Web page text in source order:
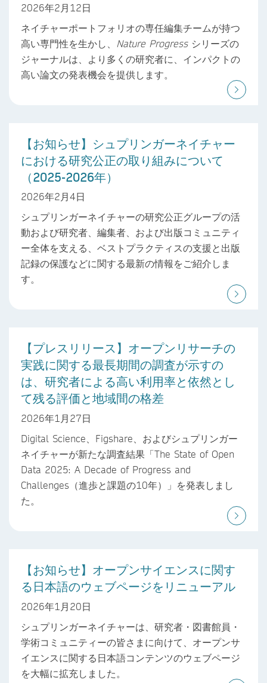
2026年2月12日
ネイチャーポートフォリオの専任編集チームが持つ
高い専門性を生かし、 Nature Progress シリーズの
ジャーナルは、より多くの研究者に、インパクトの
高い論文の発表機会を提供します。
【お知らせ】シュプリンガーネイチャー
における研究公正の取り組みについて
（2025-2026年）
2026年2月4日
シュプリンガーネイチャーの研究公正グループの活
動および研究者、編集者、および出版コミュニティ
ー全体を支える、ベストプラクティスの支援と出版
記録の保護などに関する最新の情報をご紹介しま
す。
【プレスリリース】オープンリサーチの
実践に関する最長期間の調査が示すの
は、研究者による高い利用率と依然とし
て残る評価と地域間の格差
2026年1月27日
Digital Science、Figshare、およびシュプリンガー
ネイチャーが新たな調査結果「The State of Open
Data 2025: A Decade of Progress and
Challenges（進歩と課題の10年）」を発表しまし
た。
【お知らせ】オープンサイエンスに関す
る日本語のウェブページをリニューアル
2026年1月20日
シュプリンガーネイチャーは、研究者・図書館員・
学術コミュニティーの皆さまに向けて、オープンサ
イエンスに関する日本語コンテンツのウェブページ
を大幅に拡充しました。